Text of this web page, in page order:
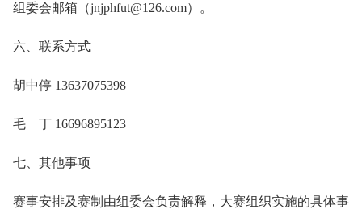
组委会邮箱（jnjphfut@126.com）。
六、联系方式
胡中停 13637075398
毛 丁 16696895123
七、其他事项
赛事安排及赛制由组委会负责解释，大赛组织实施的具体事